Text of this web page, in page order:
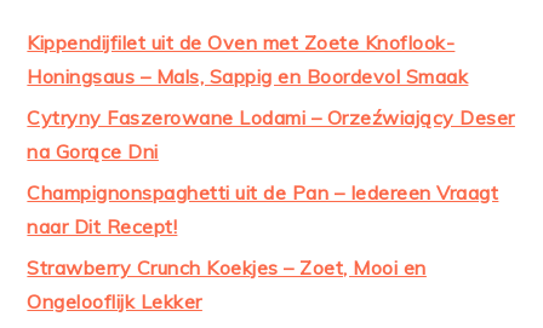
Kippendijfilet uit de Oven met Zoete Knoflook-
Honingsaus – Mals, Sappig en Boordevol Smaak
Cytryny Faszerowane Lodami – Orzeźwiający Deser
na Gorące Dni
Champignonspaghetti uit de Pan – Iedereen Vraagt
naar Dit Recept!
Strawberry Crunch Koekjes – Zoet, Mooi en
Ongelooflijk Lekker